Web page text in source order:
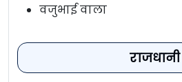
वजुभाई वाला
राजधानी